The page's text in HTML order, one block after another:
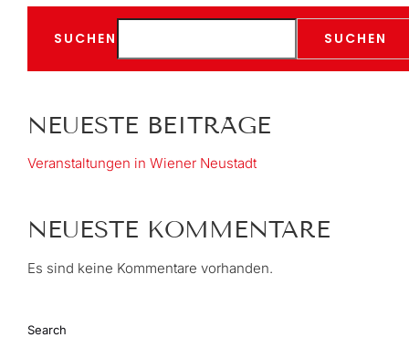
SUCHEN SUCHEN
NEUESTE BEITRÄGE
Veranstaltungen in Wiener Neustadt
NEUESTE KOMMENTARE
Es sind keine Kommentare vorhanden.
Search